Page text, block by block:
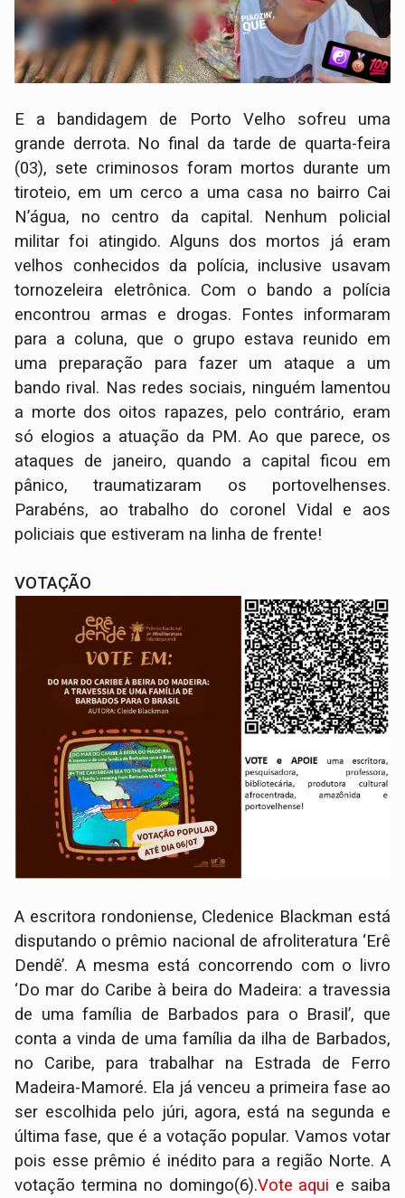
E a bandidagem de Porto Velho sofreu uma
grande derrota. No final da tarde de quarta-feira
(03), sete criminosos foram mortos durante um
tiroteio, em um cerco a uma casa no bairro Cai
N’água, no centro da capital. Nenhum policial
militar foi atingido. Alguns dos mortos já eram
velhos conhecidos da polícia, inclusive usavam
tornozeleira eletrônica. Com o bando a polícia
encontrou armas e drogas. Fontes informaram
para a coluna, que o grupo estava reunido em
uma preparação para fazer um ataque a um
bando rival. Nas redes sociais, ninguém lamentou
a morte dos oitos rapazes, pelo contrário, eram
só elogios a atuação da PM. Ao que parece, os
ataques de janeiro, quando a capital ficou em
pânico, traumatizaram os portovelhenses.
Parabéns, ao trabalho do coronel Vidal e aos
policiais que estiveram na linha de frente!
VOTAÇÃO
A escritora rondoniense, Cledenice Blackman está
disputando o prêmio nacional de afroliteratura ‘Erê
Dendê’. A mesma está concorrendo com o livro
‘Do mar do Caribe à beira do Madeira: a travessia
de uma família de Barbados para o Brasil’, que
conta a vinda de uma família da ilha de Barbados,
no Caribe, para trabalhar na Estrada de Ferro
Madeira-Mamoré. Ela já venceu a primeira fase ao
ser escolhida pelo júri, agora, está na segunda e
última fase, que é a votação popular. Vamos votar
pois esse prêmio é inédito para a região Norte. A
votação termina no domingo(6).Vote aqui e saiba